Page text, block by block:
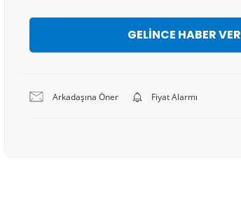
GELİNCE HABER VER
Arkadaşına Öner Fiyat Alarmı